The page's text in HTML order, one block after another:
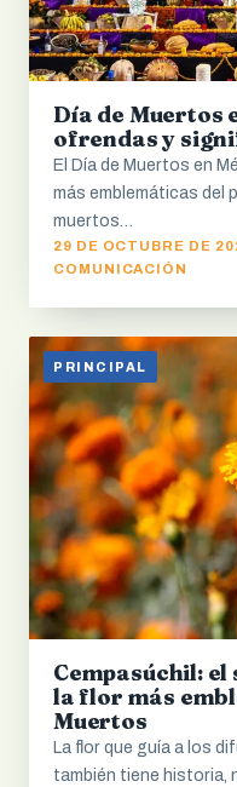
Día de Muertos
ofrendas y
El Día de Muertos en
más emblemáticas del
muertos…
29 DE OCTUBRE DE
COMUNICACIÓN
PRINCIPAL
Cempasúchil:
la flor más
Muertos
La flor que guía a los
también tiene historia,